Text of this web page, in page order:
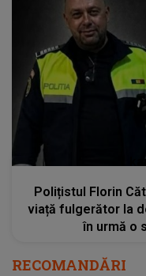
Polițistul Florin
viață fulgerător la
în urmă o
RECOMANDĂRI